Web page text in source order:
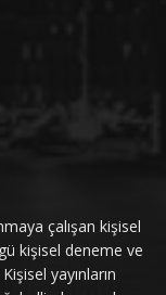
çalışan kişisel
kişisel deneme ve
yayınların